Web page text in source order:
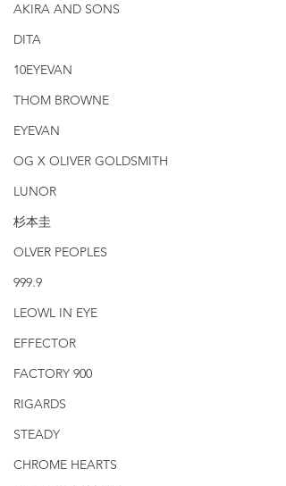
AKIRA AND SONS
DITA
10EYEVAN
THOM BROWNE
EYEVAN
OG X OLIVER GOLDSMITH
LUNOR
杉本圭
OLVER PEOPLES
999.9
LEOWL IN EYE
EFFECTOR
FACTORY 900
RIGARDS
STEADY
CHROME HEARTS